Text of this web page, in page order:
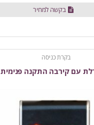
בקשה למחיר
בקרת כניסה
עם קירבה התקנה פנימית